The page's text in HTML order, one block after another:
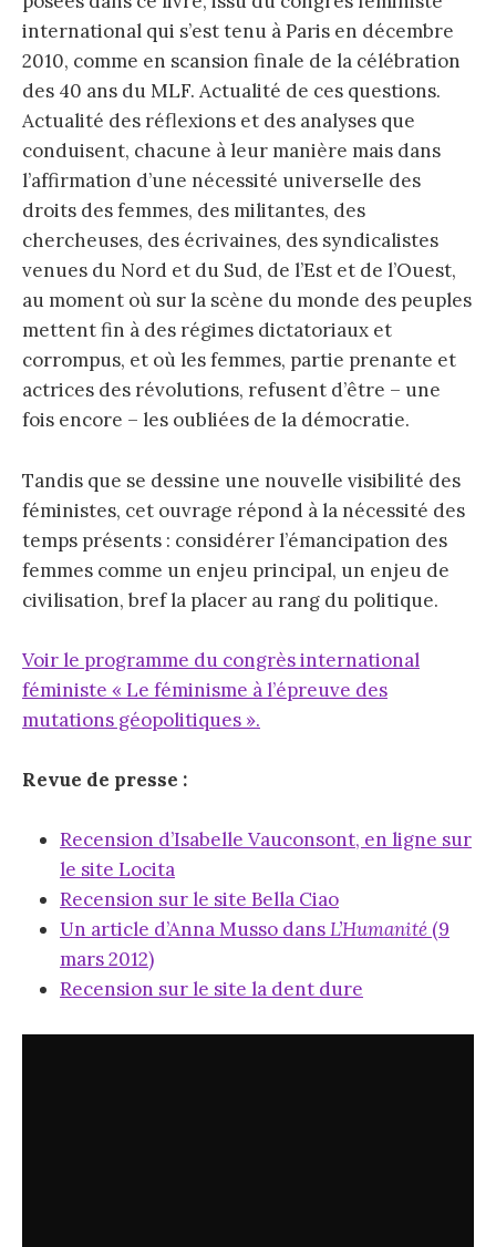
international qui s’est tenu à Paris en décembre
2010, comme en scansion finale de la célébration
des 40 ans du MLF. Actualité de ces questions.
Actualité des réflexions et des analyses que
conduisent, chacune à leur manière mais dans
l’affirmation d’une nécessité universelle des
droits des femmes, des militantes, des
chercheuses, des écrivaines, des syndicalistes
venues du Nord et du Sud, de l’Est et de l’Ouest,
au moment où sur la scène du monde des peuples
mettent fin à des régimes dictatoriaux et
corrompus, et où les femmes, partie prenante et
actrices des révolutions, refusent d’être – une
fois encore – les oubliées de la démocratie.
Tandis que se dessine une nouvelle visibilité des
féministes, cet ouvrage répond à la nécessité des
temps présents : considérer l’émancipation des
femmes comme un enjeu principal, un enjeu de
civilisation, bref la placer au rang du politique.
Voir le programme du congrès international
féministe « Le féminisme à l’épreuve des
mutations géopolitiques ».
Revue de presse :
Recension d’Isabelle Vauconsont, en ligne sur
le site Locita
Recension sur le site Bella Ciao
Un article d’Anna Musso dansL’Humanité (9
mars 2012)
Recension sur le site la dent dure